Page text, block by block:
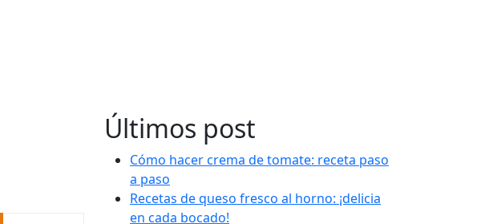
Últimos post
Cómo hacer crema de tomate: receta paso
a paso
Recetas de queso fresco al horno: ¡delicia
en cada bocado!